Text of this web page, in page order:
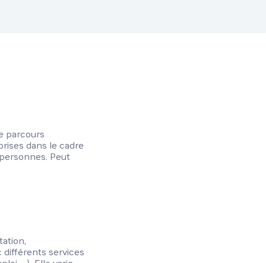
parcours
dans le cadre
Peut
différents services